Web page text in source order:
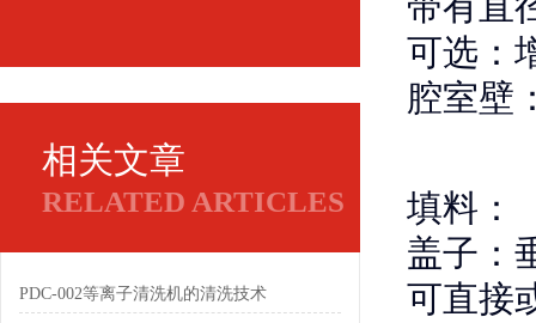
相关文章
RELATED ARTICLES
PDC-002等离子清洗机的清洗技术
可选：
腔室壁
填料 ：
盖子：
可直接